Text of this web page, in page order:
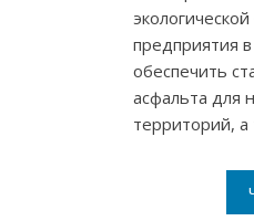
предприятия
обеспечить
асфальта для
территорий,